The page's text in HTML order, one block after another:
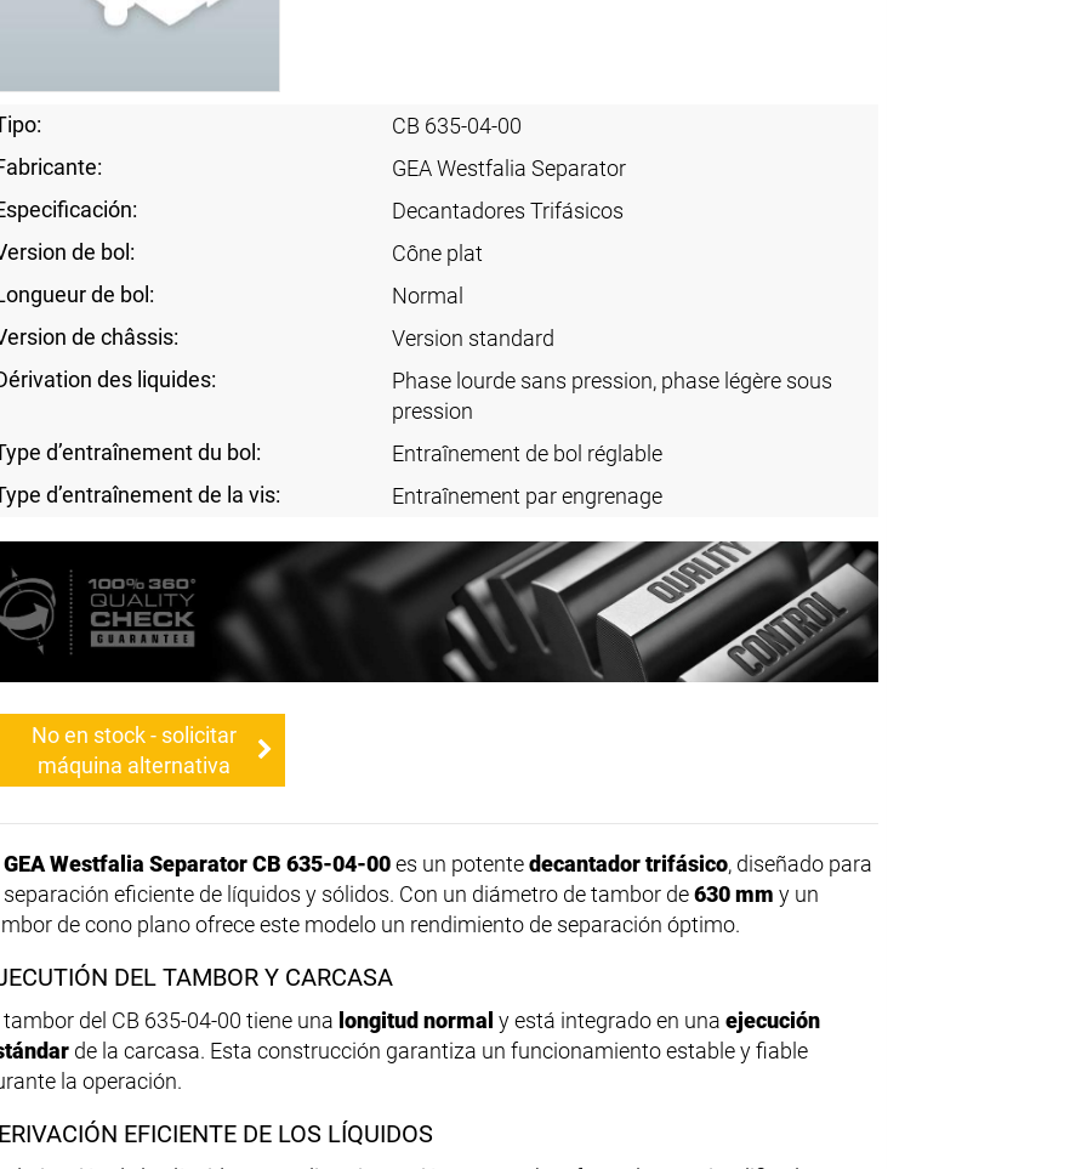
CB 635-04-00
GEA Westfalia Separator
Decantadores Trifásicos
de bol:
Cône plat
de bol:
Normal
de châssis:
Version standard
des liquides:
Phase lourde sans pression, phase légère sous
pression
d’entraînement du bol:
Entraînement de bol réglable
d’entraînement de la vis:
Entraînement par engrenage
No en stock - solicitar
máquina alternativa
GEA Westfalia Separator CB 635-04-00es un potentedecantador trifásico, diseñado para
eficiente de líquidos y sólidos. Con un diámetro de tambor de630 mm y un
de cono plano ofrece este modelo un rendimiento de separación óptimo.
DEL TAMBOR Y CARCASA
tambor del CB 635-04-00 tiene una longitud normal y está integrado en una ejecución
de la carcasa. Esta construcción garantiza un funcionamiento estable y fiable
la operación.
EFICIENTE DE LOS LÍQUIDOS